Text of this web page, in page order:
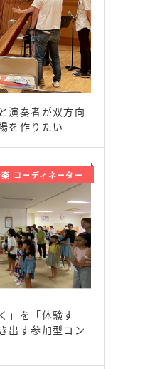
演奏者が双方向
を作りたい
コーディネーター
」を「体験す
出す参加型コン